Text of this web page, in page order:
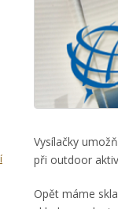
Vysílačky
při outdoor
Opět máme